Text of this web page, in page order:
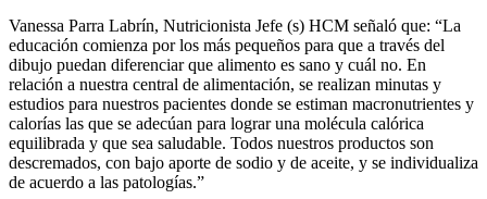
Vanessa Parra Labrín, Nutricionista Jefe (s) HCM señaló que: “La
educación comienza por los más pequeños para que a través del
dibujo puedan diferenciar que alimento es sano y cuál no. En
relación a nuestra central de alimentación, se realizan minutas y
estudios para nuestros pacientes donde se estiman macronutrientes y
calorías las que se adecúan para lograr una molécula calórica
equilibrada y que sea saludable. Todos nuestros productos son
descremados, con bajo aporte de sodio y de aceite, y se individualiza
de acuerdo a las patologías.”